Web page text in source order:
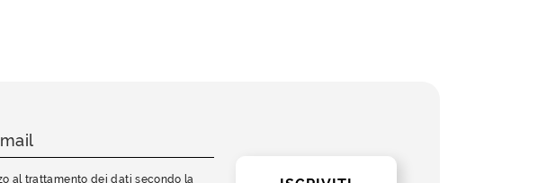
al trattamento dei dati secondo la